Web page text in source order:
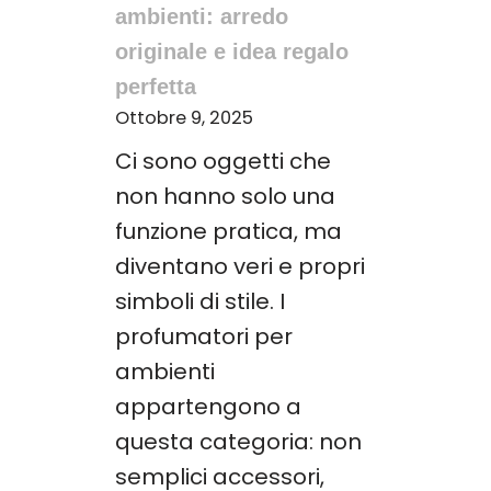
ambienti: arredo
originale e idea regalo
perfetta
Ottobre 9, 2025
Ci sono oggetti che
non hanno solo una
funzione pratica, ma
diventano veri e propri
simboli di stile. I
profumatori per
ambienti
appartengono a
questa categoria: non
semplici accessori,